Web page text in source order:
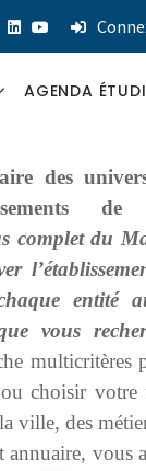
AGENDA
CONCOURS
COLLOQUES
PRO
SALONS ET
ÉVÉNEMENTS
des
de
complet du
entité
vous
multicritères
choisir votre
ville, des
vous